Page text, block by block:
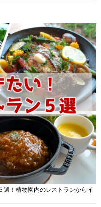
選！植物園内のレストランからイ